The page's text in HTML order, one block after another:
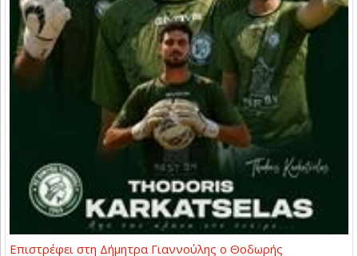
Επιστρέφει στη Δήμητρα Γιαννούλης ο Θοδωρής